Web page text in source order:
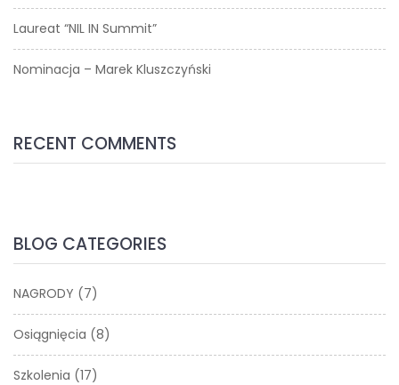
Laureat “NIL IN Summit”
Nominacja – Marek Kluszczyński
RECENT COMMENTS
BLOG CATEGORIES
NAGRODY (7)
Osiągnięcia (8)
Szkolenia (17)